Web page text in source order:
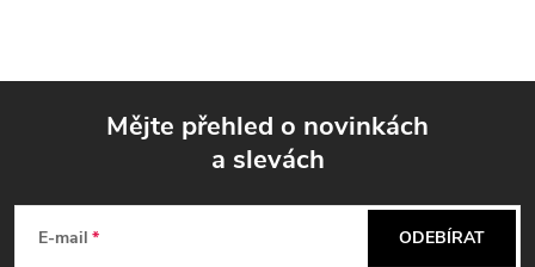
Mějte přehled o novinkách
a slevách
E-mail ODEBÍRAT